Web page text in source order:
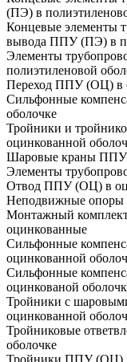
(ПЭ) в
Концевые элементы
вывода ППУ (ПЭ) в
Элементы
полиэтиленовой
Переход ППУ (ОЦ) в
Сильфонные
оболочке
Тройники и
оцинкованной
Шаровые краны ППУ
Элементы
Отвод ППУ (ОЦ) в
Неподвижные
Монтажный
оцинкованные
Сильфонные
оцинкованной
Сильфонные
оцинкованой
Тройники с
оцинкованной
Тройниковые
оболочке
Тройники ППУ (ОЦ)